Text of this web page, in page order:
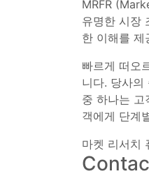
MRFR
유명한 시장
한 이해를 제
빠르게 떠오
니다. 당사의
중 하나는
객에게 단계
마켓 리서치